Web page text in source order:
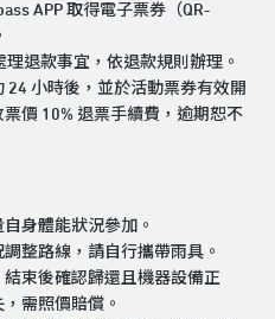
APP 取得電子票券（QR-
理退款事宜，依退款規則辦理。
24 小時後，並於活動票券有效開
價 10% 退票手續費，逾期恕不
身體能狀況參加。
整路線，請自行攜帶雨具。
束後確認歸還且機器設備正
需照價賠償。